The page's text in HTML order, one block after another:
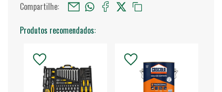
Compartilhe:
Produtos recomendados: